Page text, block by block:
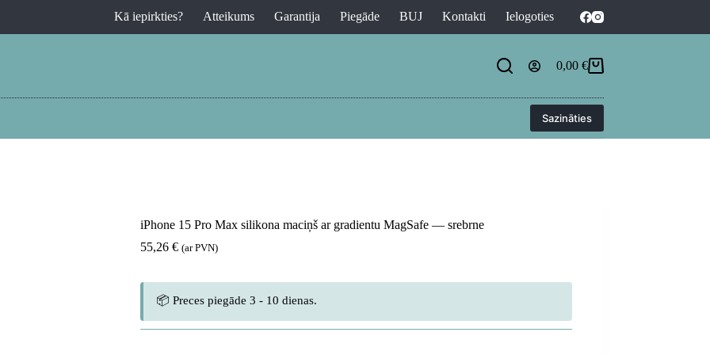
Kā iepirkties? Atteikums Garantija Piegāde BUJ Kontakti Ielogoties
Shopping
0,00 €
Sazināties
iPhone 15 Pro Max silikona maciņš ar gradientu MagSafe — srebrne
55,26 € (ar PVN)
📦 Preces piegāde 3 - 10 dienas.